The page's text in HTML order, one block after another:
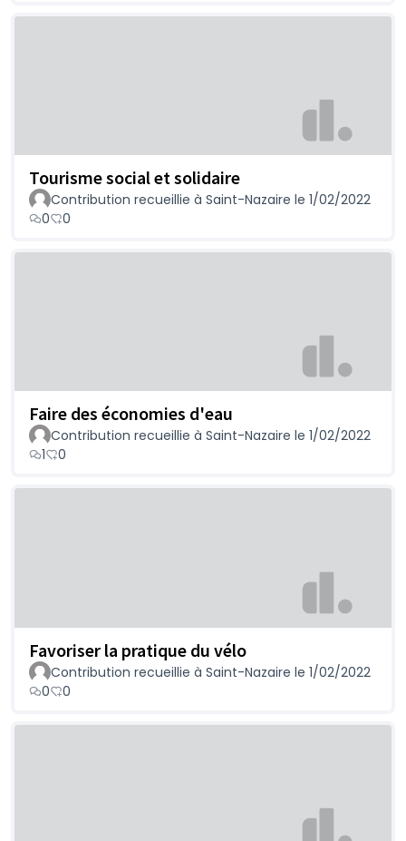
Tourisme social et solidaire
Contribution recueillie à Saint-Nazaire le 1/02/2022
0
0
Faire des économies d'eau
Contribution recueillie à Saint-Nazaire le 1/02/2022
1
0
Favoriser la pratique du vélo
Contribution recueillie à Saint-Nazaire le 1/02/2022
0
0